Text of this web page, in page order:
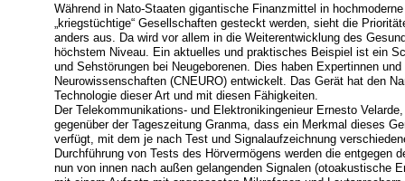
Während in Nato-Staaten gigantische Finanzmittel in
„kriegstüchtige“ Gesellschaften gesteckt werden, sieht die
anders aus. Da wird vor allem in die Weiterentwicklung des
höchstem Niveau. Ein aktuelles und praktisches Beispiel ist ein
und Sehstörungen bei Neugeborenen. Dies haben Expertinnen
Neurowissenschaften (CNEURO) entwickelt. Das Gerät hat den
Technologie dieser Art und mit diesen Fähigkeiten.
Der Telekommunikations- und Elektronikingenieur Ernesto
gegenüber der Tageszeitung Granma, dass ein Merkmal dieses
verfügt, mit dem je nach Test und Signalaufzeichnung
Durchführung von Tests des Hörvermögens werden die entgegen
nun von innen nach außen gelangenden Signalen (otoakustische